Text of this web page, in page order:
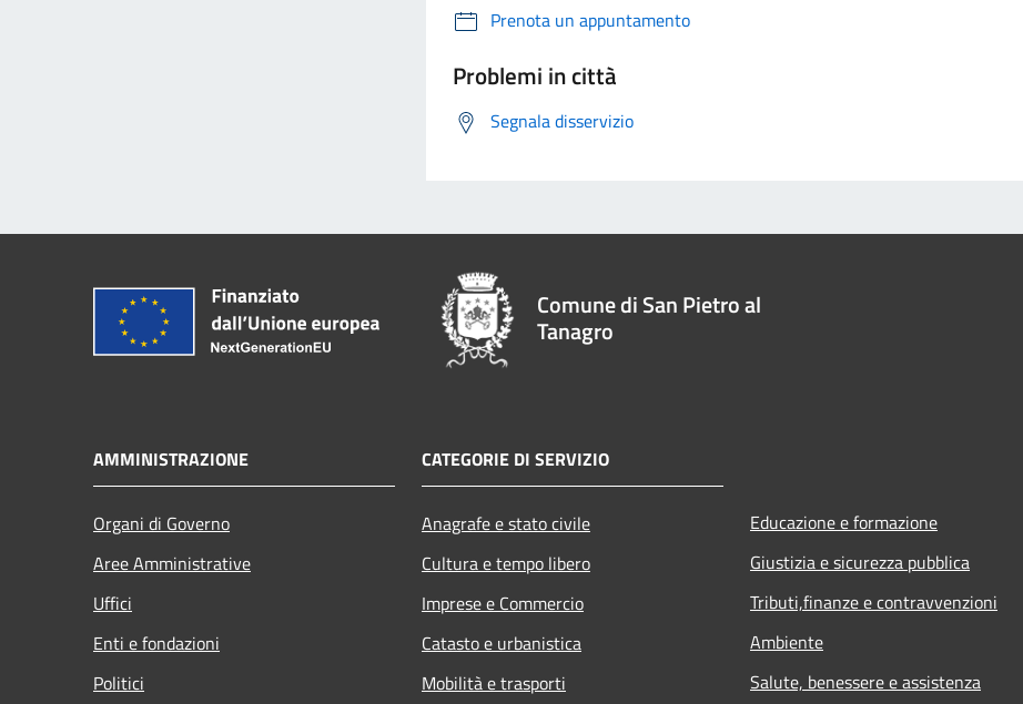
Prenota un appuntamento
Problemi in città
Segnala disservizio
Comune di San Pietro al
Tanagro
AMMINISTRAZIONE
Organi di Governo
Aree Amministrative
Uffici
Enti e fondazioni
Politici
CATEGORIE DI SERVIZIO
Anagrafe e stato civile
Cultura e tempo libero
Imprese e Commercio
Catasto e urbanistica
Mobilità e trasporti
Educazione e formazione
Giustizia e sicurezza pubblica
Tributi,finanze e contravvenzioni
Ambiente
Salute, benessere e assistenza